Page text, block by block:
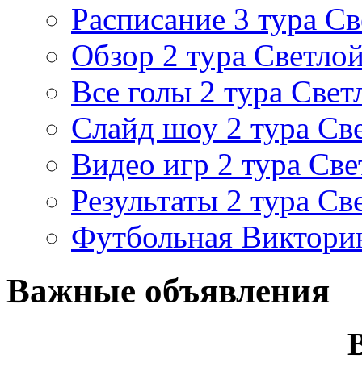
Расписание 3 тура
Обзор 2 тура
Все голы 2 тура
Слайд шоу 2 тура
Видео игр 2 тура
Результаты 2 тура
Футбольная
Важные объявления